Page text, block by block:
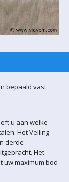
bepaald vast
u aan welke
Het Veiling-
derde
Het
uw maximum bod